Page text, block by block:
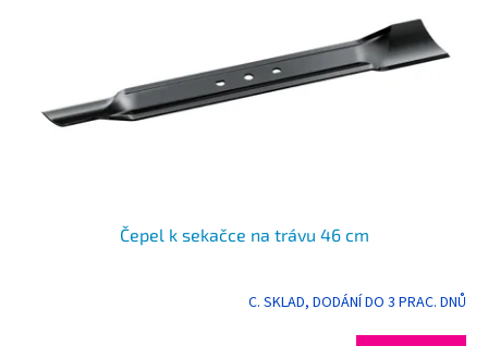
Čepel k sekačce na trávu 46 cm
C. SKLAD, DODÁNÍ DO 3 PRAC. DNŮ